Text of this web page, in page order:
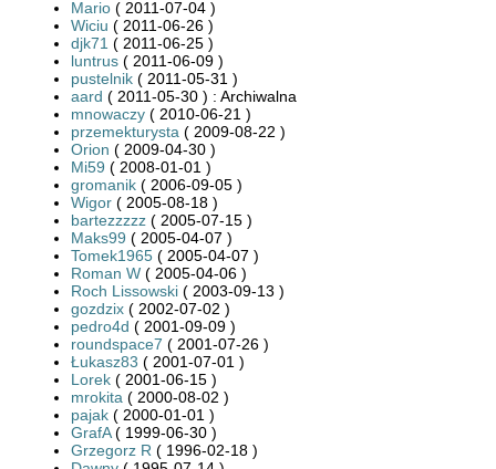
Mario ( 2011-07-04 )
Wiciu ( 2011-06-26 )
djk71 ( 2011-06-25 )
luntrus ( 2011-06-09 )
pustelnik ( 2011-05-31 )
aard ( 2011-05-30 ) : Archiwalna
mnowaczy ( 2010-06-21 )
przemekturysta ( 2009-08-22 )
Orion ( 2009-04-30 )
Mi59 ( 2008-01-01 )
gromanik ( 2006-09-05 )
Wigor ( 2005-08-18 )
bartezzzzz ( 2005-07-15 )
Maks99 ( 2005-04-07 )
Tomek1965 ( 2005-04-07 )
Roman W ( 2005-04-06 )
Roch Lissowski ( 2003-09-13 )
gozdzix ( 2002-07-02 )
pedro4d ( 2001-09-09 )
roundspace7 ( 2001-07-26 )
Łukasz83 ( 2001-07-01 )
Lorek ( 2001-06-15 )
mrokita ( 2000-08-02 )
pajak ( 2000-01-01 )
GrafA( 1999-06-30 )
Grzegorz R ( 1996-02-18 )